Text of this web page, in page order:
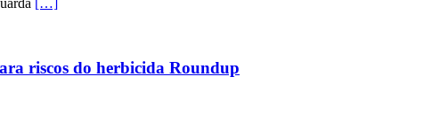
[…]
riscos do herbicida Roundup